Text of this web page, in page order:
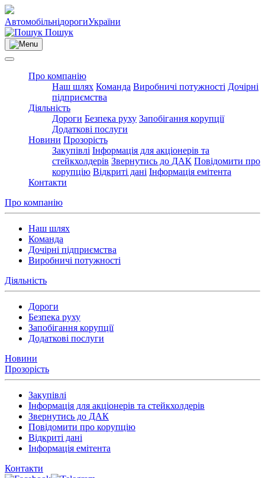
АвтомобільнідорогиУкраїни
Пошук
Про компанію
Наш шлях Команда Виробничі потужності Дочірні
підприємства
Діяльність
Дороги Безпека руху Запобігання корупції
Додаткові послуги
Новини Прозорість
Закупівлі Інформація для акціонерів та
стейкхолдерів Звернутись до ДАК Повідомити про
корупцію Відкриті дані Інформація емітента
Контакти
Про компанію
Наш шлях
Команда
Дочірні підприємства
Виробничі потужності
Діяльність
Дороги
Безпека руху
Запобігання корупції
Додаткові послуги
Новини
Прозорість
Закупівлі
Інформація для акціонерів та стейкхолдерів
Звернутись до ДАК
Повідомити про корупцію
Відкриті дані
Інформація емітента
Контакти